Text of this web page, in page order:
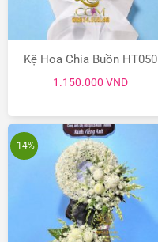
Kệ Hoa Chia Buồn HT050
1.150.000 VND
-14%